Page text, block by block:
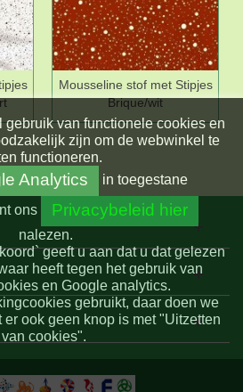
Mousseline stof met Stipjes
Brique/wit
gebruik van functionele cookies en
zijn om de webwinkel te
functioneren.
Analytics
in toegestane
ons Privacybeleid hier
nalezen.
geeft u aan dat u dat gelezen
heeft tegen het gebruik van
en Google analytics.
gebruikt, daar doen we
er ook geen knop is met "Uitzetten
van cookies".